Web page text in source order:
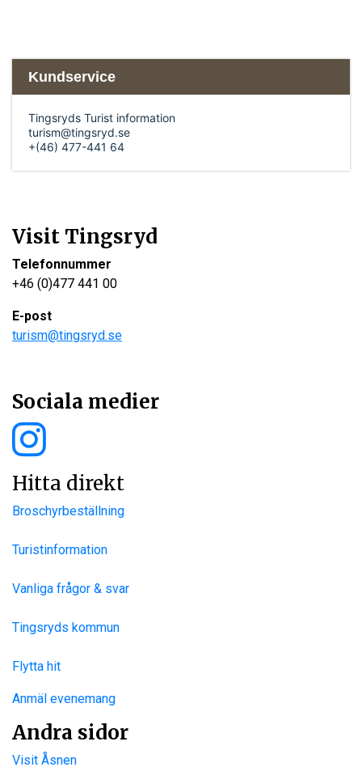
Kundservice
Tingsryds Turist information
turism@tingsryd.se
+(46) 477-441 64
Visit Tingsryd
Telefonnummer
+46 (0)477 441 00
E-post
turism@tingsryd.se
Sociala medier
Hitta direkt
Broschyrbeställning
Turistinformation
Vanliga frågor & svar
Tingsryds kommun
Flytta hit
Anmäl evenemang
Andra sidor
Visit Åsnen